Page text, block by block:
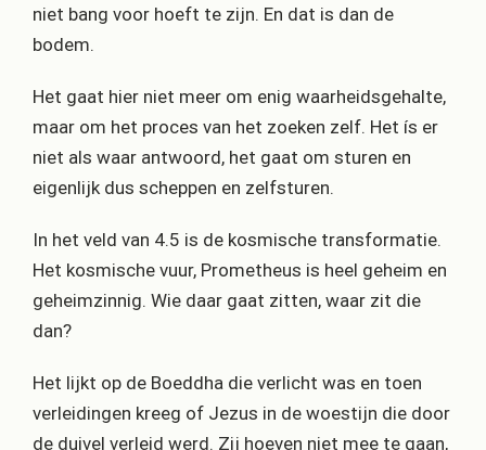
niet bang voor hoeft te zijn. En dat is dan de
bodem.
Het gaat hier niet meer om enig waarheidsgehalte,
maar om het proces van het zoeken zelf. Het ís er
niet als waar antwoord, het gaat om sturen en
eigenlijk dus scheppen en zelfsturen.
In het veld van 4.5 is de kosmische transformatie.
Het kosmische vuur, Prometheus is heel geheim en
geheimzinnig. Wie daar gaat zitten, waar zit die
dan?
Het lijkt op de Boeddha die verlicht was en toen
verleidingen kreeg of Jezus in de woestijn die door
de duivel verleid werd. Zij hoeven niet mee te gaan,